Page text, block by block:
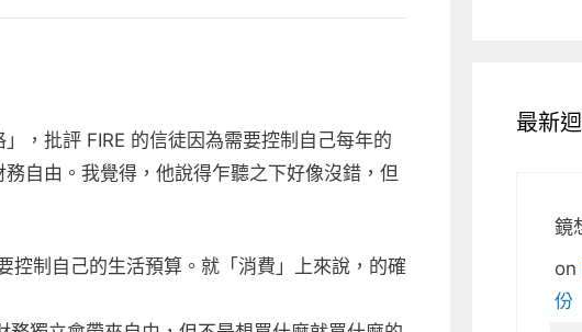
，批評 FIRE 的信徒因為需要控制自己每年的
自由。我覺得，他說得乍聽之下好像沒錯，但
控制自己的生活預算。就「消費」上來說，的確
最新
鏡
on
份